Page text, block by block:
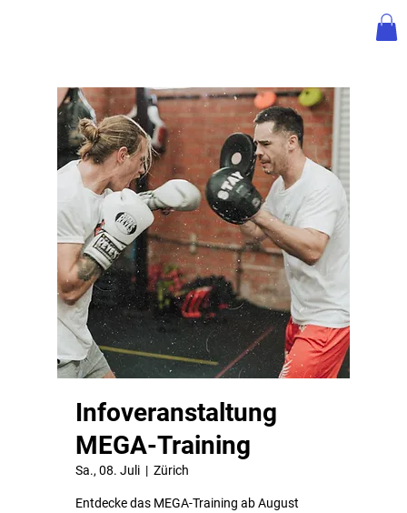
Infoveranstaltung
MEGA-Training
Sa., 08. Juli
  |
Zürich
Entdecke das MEGA-Training ab August